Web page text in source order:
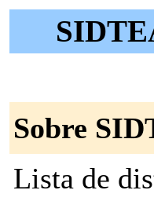
Sobre
Lista de